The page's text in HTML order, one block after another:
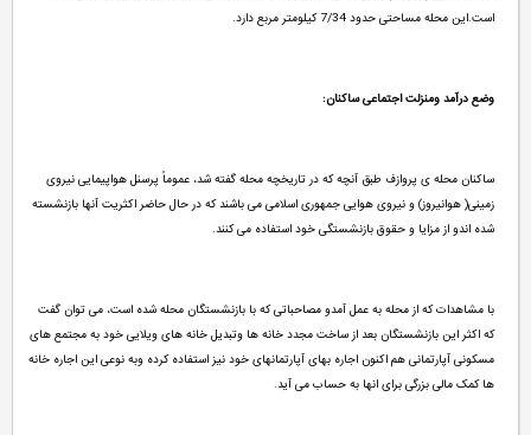
است.این محله مساحتی حدود 7/34 کیلومتر مربع دارد.
وضع درآمد ومنزلت اجتماعی ساکنان:
ساکنان محله ی پروازف طبق آنچه که در تاریخچه محله گفته شد، عموماً پرسنل هواپیمایی نیروی
زمینی( هوانیروز) و نیروی هوایی جمهوری اسلامی می باشند که در حال حاضر اکثریت آنها بازنشسته
شده اندو از مزایا و حقوق بازنشستگی خود استفاده می کنند.
با مشاهدات که از محله به عمل آمدو مصاحباتی که با بازنشستگان محله شده است، می توان گفت
که اکثر این بازنشستگان بعد از ساخت مجدد خانه ها وتبدیل خانه های ویلایی خود به مجتمع های
مسکونی آپارتمانی هم اکنون اجاره بهای آپارتمانهای خود نیز استفاده کرده وبه نوعی این اجاره خانه
ها کمک مالی بزرگی برای انها به حساب می آید.